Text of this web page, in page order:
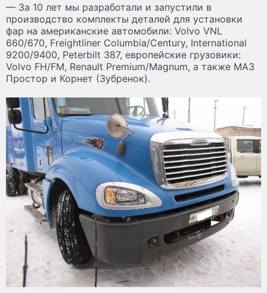
— За 10 лет мы разработали и запустили в
производство комплекты деталей для установки
фар на американские автомобили: Volvo VNL
660/670, Freightliner Columbia/Century, International
9200/9400, Peterbilt 387, европейские грузовики:
Volvo FH/FM, Renault Premium/Magnum, а также МАЗ
Простор и Корнет (Зубренок).